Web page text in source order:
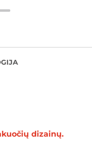
dizainų.